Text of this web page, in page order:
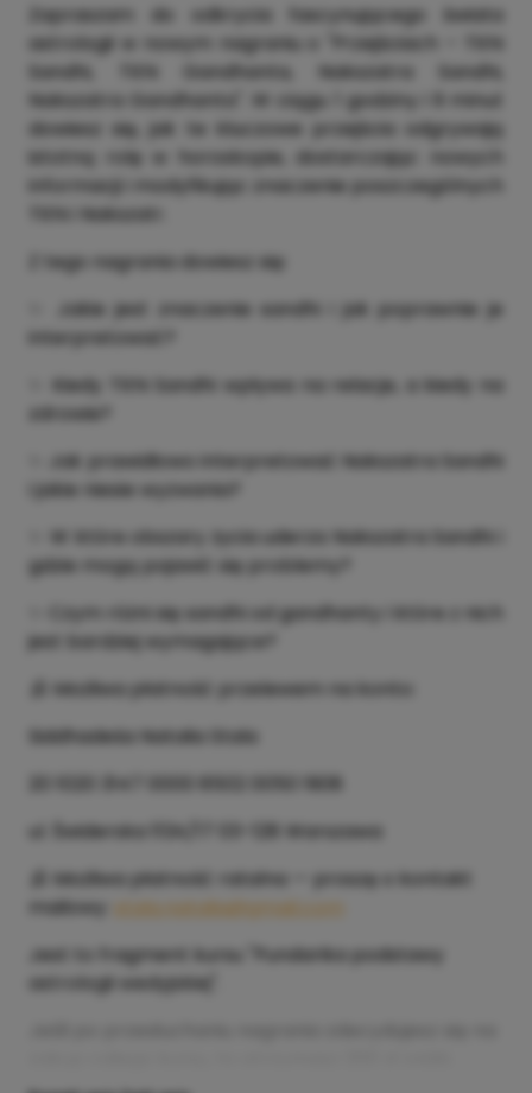
Zapraszam do odkrycia fascynującego świata
astrologii w nowym nagraniu o "Przejściach – Tithi
Sandhi, Tithi Gandhanta, Nakszatra Sandhi,
Nakszatra Gandhanta". W ciągu 1 godziny i 9 minut
dowiesz się, jak te kluczowe przejścia odgrywają
istotną rolę w horoskopie, dostarczając nowych
informacji i modyfikując znaczenie poszczególnych
Tithi i Nakszatr.
Z tego nagrania dowiesz się:
✨ Jakie jest znaczenie sandhi i jak poprawnie je
interpretować?
✨ Kiedy Tithi Sandhi wpływa na relacje, a kiedy na
zdrowie?
✨ Jak prawidłowo interpretować Nakszatra Sandhi
i jakie niesie wyzwania?
✨ W które obszary życia uderza Nakszatra Sandhi i
gdzie mogą pojawić się problemy?
✨ Czym różni się sandhi od gandhanty i które z nich
jest bardziej wymagające?
🕉️ Możliwa płatność przelewem na konto:
Siddhadeśa Natalia Stala
ul. Świderska 113A/17 03-128 Warszawa
🕉️ Możliwa płatność ratalna — proszę o kontakt
mailowy:
stala.natalia@gmail.com
Jest to fragment kursu "Pundarika podstawy
astrologii wedyjskiej".